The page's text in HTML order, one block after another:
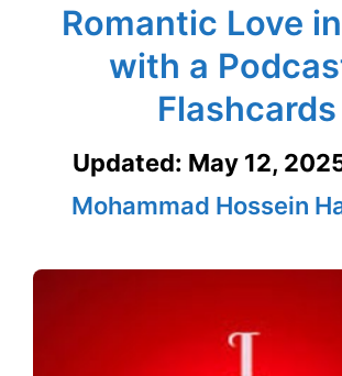
Romantic Love
with a
Flashcards
Updated: May 12,
Mohammad Hossein